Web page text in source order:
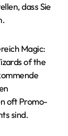
dass Sie
Magic:
of the
oft Promo-
sind.